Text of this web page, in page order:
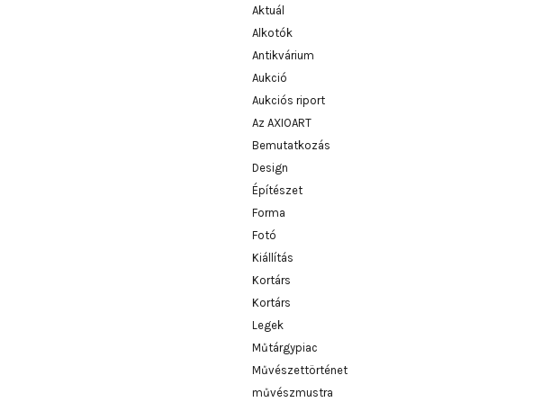
Aktuál
Alkotók
Antikvárium
Aukció
Aukciós riport
Az AXIOART
Bemutatkozás
Design
Építészet
Forma
Fotó
Kiállítás
Kortárs
Kortárs
Legek
Műtárgypiac
Művészettörténet
művészmustra